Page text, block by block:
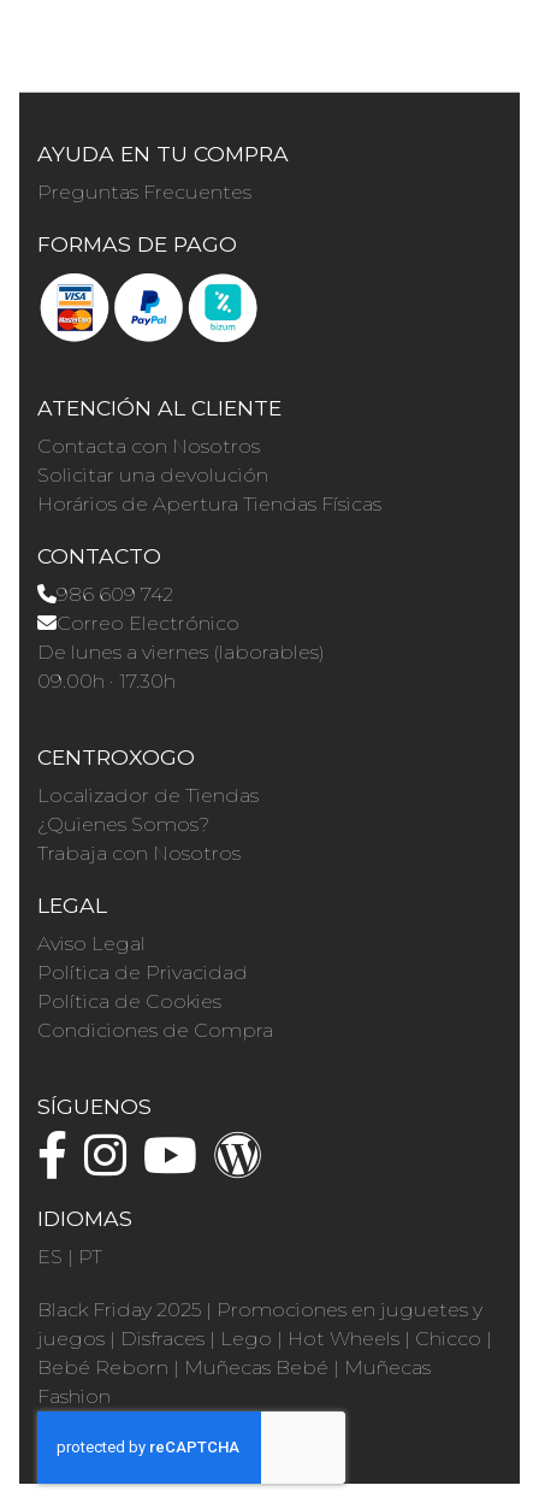
AYUDA EN TU COMPRA
Preguntas Frecuentes
FORMAS DE PAGO
ATENCIÓN AL CLIENTE
Contacta con Nosotros
Solicitar una devolución
Horários de Apertura Tiendas Físicas
CONTACTO
986 609 742
Correo Electrónico
De lunes a viernes (laborables)
09.00h · 17.30h
CENTROXOGO
Localizador de Tiendas
¿Quienes Somos?
Trabaja con Nosotros
LEGAL
Aviso Legal
Política de Privacidad
Política de Cookies
Condiciones de Compra
SÍGUENOS
IDIOMAS
ES | PT
Black Friday 2025 | Promociones en juguetes y
juegos | Disfraces | Lego | Hot Wheels | Chicco |
Bebé Reborn | Muñecas Bebé | Muñecas
Fashion